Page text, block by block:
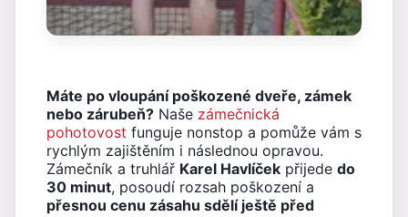
Máte po vloupání poškozené dveře, zámek
nebo zárubeň? Naše zámečnická
pohotovost funguje nonstop a pomůže vám s
rychlým zajištěním i následnou opravou.
Zámečník a truhlář Karel Havlíček přijede do
30 minut, posoudí rozsah poškození a
přesnou cenu zásahu sdělí ještě před